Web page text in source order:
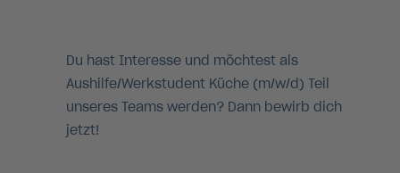
Du hast Interesse und möchtest als
Aushilfe/Werkstudent Küche (m/w/d) Teil
unseres Teams werden? Dann bewirb dich
jetzt!